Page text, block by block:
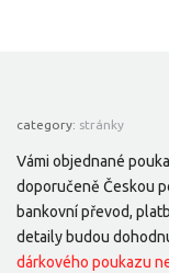
category: stránky
Vámi objednané
doporučeně Českou
bankovní převod,
detaily budou
dárkového poukazu